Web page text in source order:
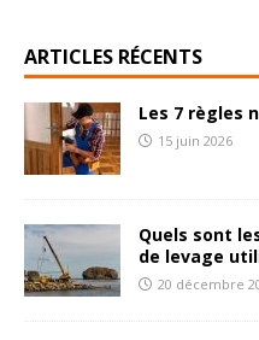
ARTICLES RÉCENTS
Les 7 règles
15 juin 2026
Quels sont
de levage
20 décembre